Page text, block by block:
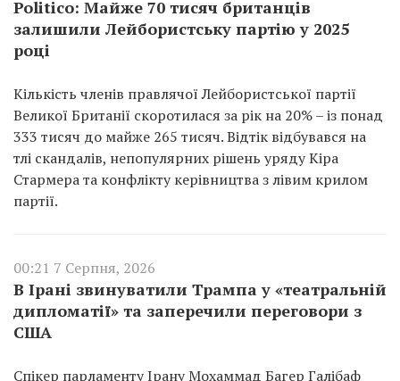
Politico: Майже 70 тисяч британців
залишили Лейбористську партію у 2025
році
Кількість членів правлячої Лейбористської партії
Великої Британії скоротилася за рік на 20% – із понад
333 тисяч до майже 265 тисяч. Відтік відбувався на
тлі скандалів, непопулярних рішень уряду Кіра
Стармера та конфлікту керівництва з лівим крилом
партії.
00:21 7 Серпня, 2026
В Ірані звинуватили Трампа у «театральній
дипломатії» та заперечили переговори з
США
Спікер парламенту Ірану Мохаммад Багер Галібаф